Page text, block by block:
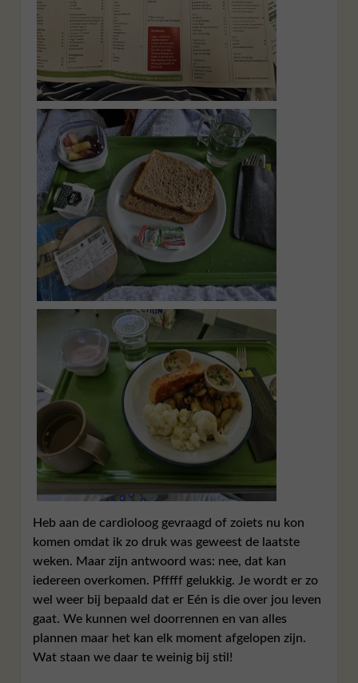
Heb aan de cardioloog gevraagd of zoiets nu kon
komen omdat ik zo druk was geweest de laatste
weken. Maar zijn antwoord was: nee, dat kan
iedereen overkomen. Pfffff gelukkig. Je wordt er zo
wel weer bij bepaald dat er Eén is die over jou leven
gaat. We kunnen wel doorrennen en van alles
plannen maar het kan elk moment afgelopen zijn.
Wat staan we daar te weinig bij stil!